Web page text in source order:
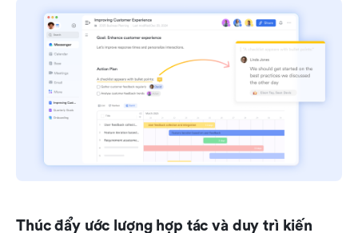
Thúc đẩy ước lượng hợp tác và duy trì kiến